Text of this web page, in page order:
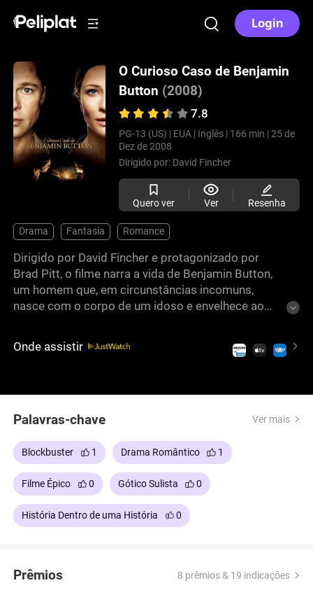
Login
O Curioso Caso de Benjamin
Button (2008)
7.8
PG-13 (US) | EUA | Inglês | 166 min | 25 de
Dez de 2008
Dirigido por: David Fincher
Quero ver Ver Resenha
Drama Fantasia Romance
Dirigido por David Fincher e protagonizado por
Brad Pitt, o filme narra a vida de Benjamin Button,
um homem que, em circunstâncias incomuns,
nasce com o corpo de um idoso e envelhece ao
repouso em Nova Orleans. Lá, ele conhece Daisy,
Onde assistir
Palavras-chave Ver mais
Blockbuster 1 Drama Romântico 1
Filme Épico 0 Gótico Sulista 0
História Dentro de uma História 0
Prêmios 8 prêmios & 19 indicações